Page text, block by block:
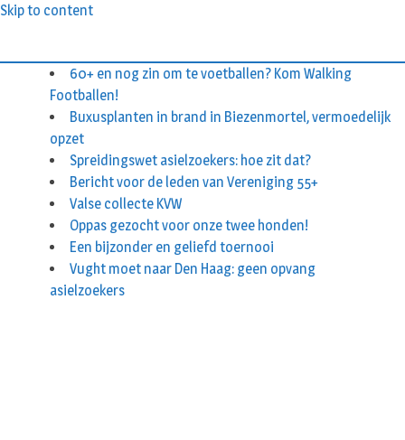
Skip to content
60+ en nog zin om te voetballen? Kom Walking
Footballen!
Buxusplanten in brand in Biezenmortel, vermoedelijk
opzet
Spreidingswet asielzoekers: hoe zit dat?
Bericht voor de leden van Vereniging 55+
Valse collecte KVW
Oppas gezocht voor onze twee honden!
Een bijzonder en geliefd toernooi
Vught moet naar Den Haag: geen opvang
asielzoekers